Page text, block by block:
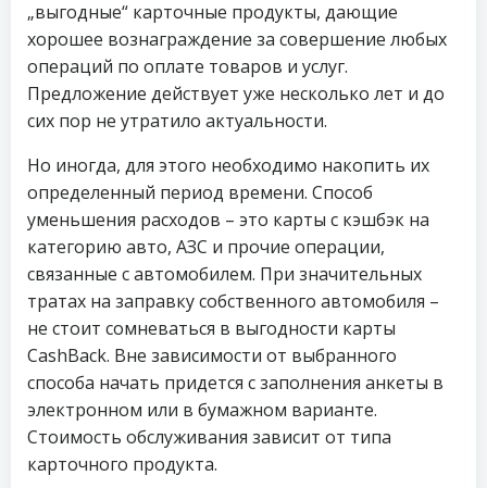
„выгодные“ карточные продукты, дающие
хорошее вознаграждение за совершение любых
операций по оплате товаров и услуг.
Предложение действует уже несколько лет и до
сих пор не утратило актуальности.
Но иногда, для этого необходимо накопить их
определенный период времени. Способ
уменьшения расходов – это карты с кэшбэк на
категорию авто, АЗС и прочие операции,
связанные с автомобилем. При значительных
тратах на заправку собственного автомобиля –
не стоит сомневаться в выгодности карты
CashBack. Вне зависимости от выбранного
способа начать придется с заполнения анкеты в
электронном или в бумажном варианте.
Стоимость обслуживания зависит от типа
карточного продукта.